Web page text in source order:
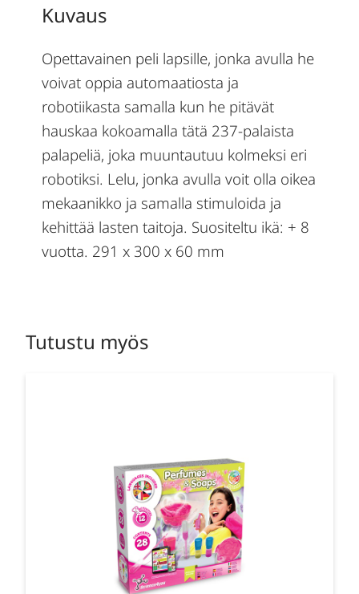
Kuvaus
Opettavainen peli lapsille, jonka avulla he
voivat oppia automaatiosta ja
robotiikasta samalla kun he pitävät
hauskaa kokoamalla tätä 237-palaista
palapeliä, joka muuntautuu kolmeksi eri
robotiksi. Lelu, jonka avulla voit olla oikea
mekaanikko ja samalla stimuloida ja
kehittää lasten taitoja. Suositeltu ikä: + 8
vuotta. 291 x 300 x 60 mm
Tutustu myös